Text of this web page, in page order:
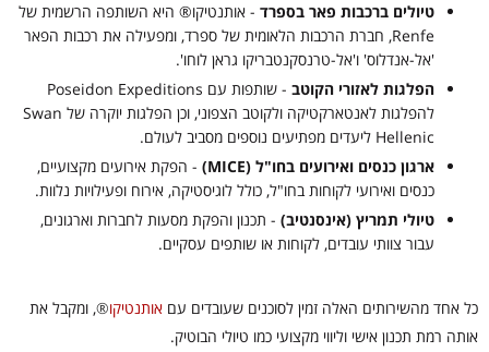
טיולים ברכבות פאר בספרד - אותנטיקו® היא השותפה הרשמית של
Renfe, חברת הרכבות הלאומית של ספרד, ומפעילה את רכבות הפאר
'אל-אנדלוס' ו'אל-טרנסקנטבריקו גראן לוחו'.
הפלגות לאזורי הקוטב
- שותפות עם Poseidon Expeditions
להפלגות לאנטארקטיקה ולקוטב הצפוני, וכן הפלגות יוקרה של Swan
Hellenic ליעדים מפתיעים נוספים מסביב לעולם.
ארגון כנסים ואירועים בחו"ל (MICE)
- הפקת אירועים מקצועיים,
כנסים ואירועי לקוחות בחו"ל, כולל לוגיסטיקה, אירוח ופעילויות נלוות.
טיולי תמריץ (אינסנטיב) - תכנון והפקת מסעות לחברות וארגונים,
עבור צוותי עובדים, לקוחות או שותפים עסקיים.
כל אחד מהשירותים האלה זמין לסוכנים שעובדים עם אותנטיקו®, ומקבל את
אותה רמת תכנון אישי וליווי מקצועי כמו טיולי הבוטיק.